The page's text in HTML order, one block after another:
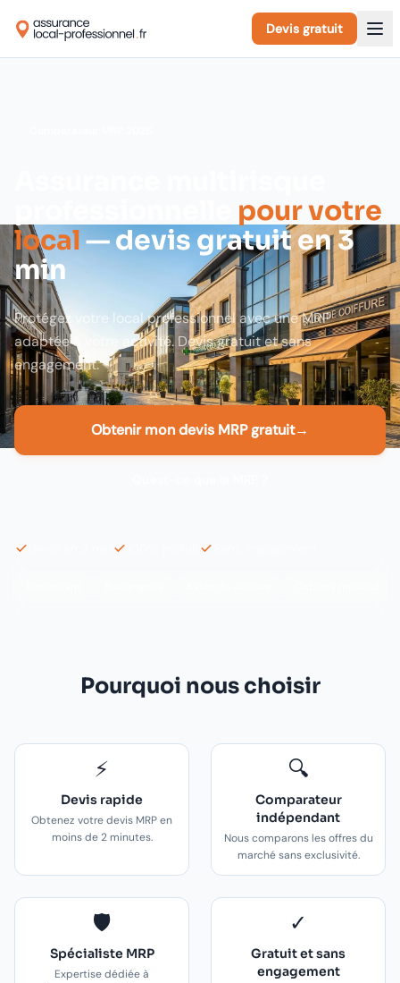
Devis gratuit
pour votre
local— devis gratuit en 3
min
Protégez votre local professionnel avec une MRP
adaptée à votre activité. Devis gratuit et sans
engagement.
Obtenir mon devis MRP gratuit→
Pourquoi nous choisir
⚡
Devis rapide
Obtenez votre devis MRP en
moins de 2 minutes.
🔍
Comparateur
indépendant
Nous comparons les offres du
marché sans exclusivité.
🛡️
Spécialiste MRP
Expertise dédiée à
✓
Gratuit et sans
engagement